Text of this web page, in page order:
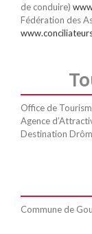
de conduire)
Fédération des
Office de
Agence
Destination
Commune de